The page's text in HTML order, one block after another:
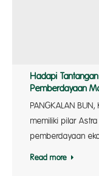
Hadapi
Pemberdayaan
PANGKALAN
memiliki pilar
pemberdayaan
Read more